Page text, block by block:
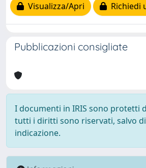
Visualizza/Apri
Richiedi
Pubblicazioni consigliate
I documenti in IRIS sono protetti
tutti i diritti sono riservati, salvo
indicazione.